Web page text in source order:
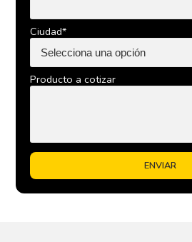
Ciudad*
Producto a cotizar